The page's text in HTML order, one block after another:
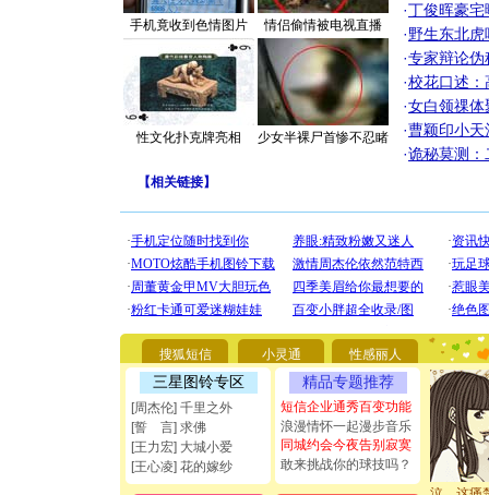
手机竟收到色情图片 情侣偷情被电视直播
性文化扑克牌亮相 少女半裸尸首惨不忍睹
·丁俊晖豪
·野生东北
·专家辩论伪
·校花口述：
·女白领祼体
·曹颖印小天
·诡秘莫测：
【相关链接】
搜狐短信 小灵通 性感丽人
三星图铃专区
[周杰伦] 千里之外
[誓 言] 求佛
[王力宏] 大城小爱
[王心凌] 花的嫁纱
精品专题推荐
短信企业通秀百变功能
浪漫情怀一起漫步音乐
同城约会今夜告别寂寞
敢来挑战你的球技吗？
要平安
[圣诞节]
能正大
都要快乐
[圣诞节]
如意,快
[元旦]看
断电。爱
你是我专
[元旦]如
起；二是
离。水晶
[元旦]当
泣，这痛